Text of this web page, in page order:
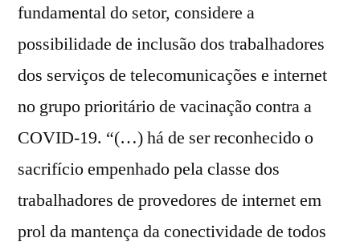
fundamental do setor, considere a
possibilidade de inclusão dos trabalhadores
dos serviços de telecomunicações e internet
no grupo prioritário de vacinação contra a
COVID-19. “(…) há de ser reconhecido o
sacrifício empenhado pela classe dos
trabalhadores de provedores de internet em
prol da mantença da conectividade de todos